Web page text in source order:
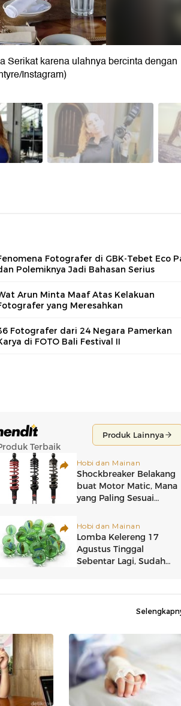
Serikat karena ulahnya bercinta dengan
Instagram)
Fotografer di GBK-Tebet Eco
Polemiknya Jadi Bahasan Serius
Arun Minta Maaf Atas Kelakuan
yang Meresahkan
Fotografer dari 24 Negara Pamerkan
di FOTO Bali Festival II